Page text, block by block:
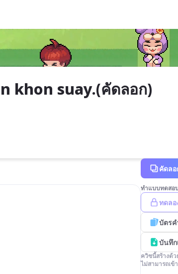
khon suay.(คัดลอก)
คัดล
ทำแบบทดสอ
ทดล
บัตรค
บันทึก
ควิซนี้สร้างด้
ไม่สามารถเข้